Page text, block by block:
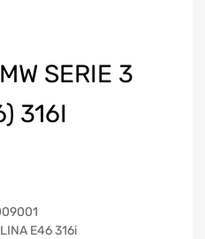
SERIE 3
316I
E46 316i